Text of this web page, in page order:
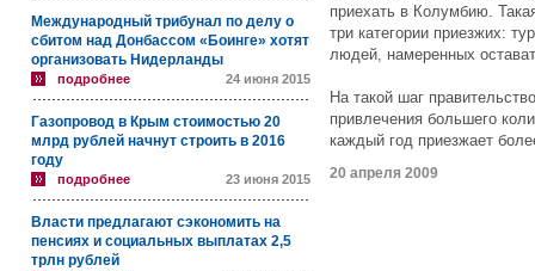
Международный трибунал по делу о
сбитом над Донбассом «Боинге» хотят
организовать Нидерланды
подробнее 24 июня 2015
Газопровод в Крым стоимостью 20
млрд рублей начнут строить в 2016
году
подробнее 23 июня 2015
Власти предлагают сэкономить на
пенсиях и социальных выплатах 2,5
трлн рублей
приехать в Колумбию.
три категории приезжих:
людей, намеренных
На такой шаг
привлечения большего
каждый год приезжает
20 апреля 2009